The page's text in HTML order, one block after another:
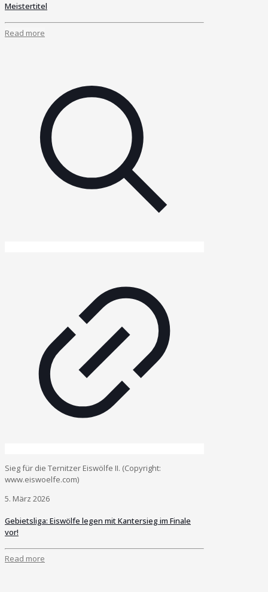
Meistertitel
Read more
Sieg für die Ternitzer Eiswölfe II. (Copyright:
www.eiswoelfe.com)
5. März 2026
Gebietsliga: Eiswölfe legen mit Kantersieg im Finale
vor!
Read more